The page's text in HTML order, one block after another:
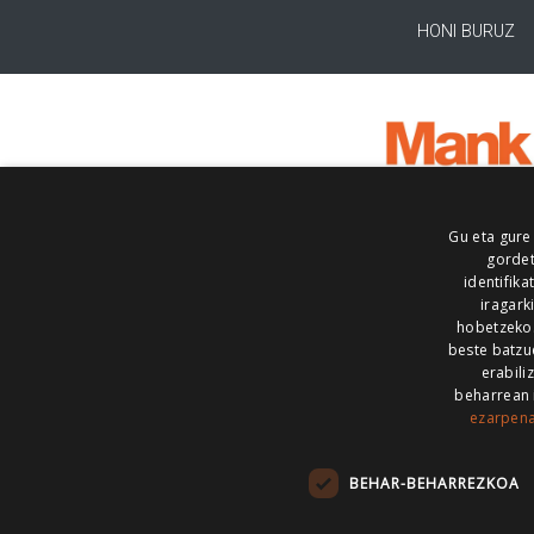
HONI BURUZ
ALEA
MAILOPE NOAUA
Gu eta
hobetzeko.
beste
beharrean
BEHAR-BEHARREZKOA